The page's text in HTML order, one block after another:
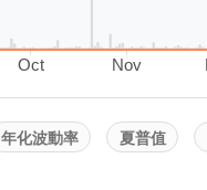
Oct Nov
年化波動率 夏普值